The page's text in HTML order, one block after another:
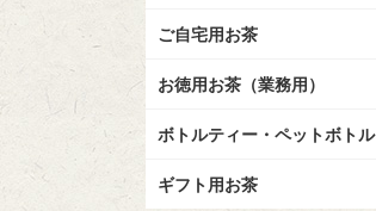
ご自宅用お茶
お徳用お茶（業務用）
ボトルティー・ペットボトル
ギフト用お茶